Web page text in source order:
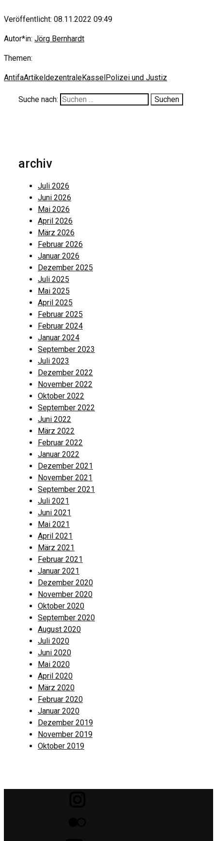
Veröffentlicht: 08.11.2022 09:49
Autor*in: Jörg Bernhardt
Themen:
AntifaArtikel dezentraleKassel Polizei und Justiz
Suche nach:
archiv
Juli 2026
Juni 2026
Mai 2026
April 2026
März 2026
Februar 2026
Januar 2026
Dezember 2025
Juli 2025
Mai 2025
April 2025
Februar 2025
Februar 2024
Januar 2024
September 2023
Juli 2023
Dezember 2022
November 2022
Oktober 2022
September 2022
Juni 2022
März 2022
Februar 2022
Januar 2022
Dezember 2021
November 2021
September 2021
Juli 2021
Juni 2021
Mai 2021
April 2021
März 2021
Februar 2021
Januar 2021
Dezember 2020
November 2020
Oktober 2020
September 2020
August 2020
Juli 2020
Juni 2020
Mai 2020
April 2020
März 2020
Februar 2020
Januar 2020
Dezember 2019
November 2019
Oktober 2019